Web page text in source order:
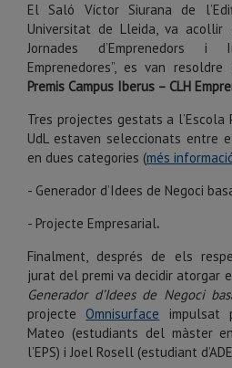
El Saló Víctor Siurana de
Universitat de Lleida, va
Jornades d’Emprenedors i
Emprenedores”, es van
Premis Campus Iberus – CLH
Tres projectes gestats a l’Escola
UdL estaven seleccionats entre
en dues categories (més
- Generador d’Idees de Negoci
- Projecte Empresarial.
Finalment, després de els
jurat del premi va decidir atorgar
Generador d’Idees de Negoci
projecteOmnisurface impulsat
Mateo (estudiants del màster
l’EPS) i Joel Rosell (estudiant